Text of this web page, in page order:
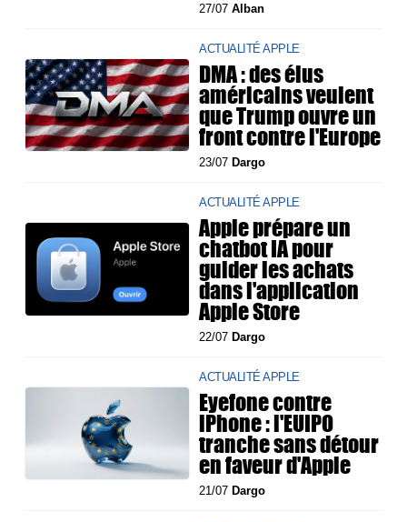
27/07Alban
ACTUALITÉ APPLE
DMA : des élus
américains veulent
que Trump ouvre un
front contre l'Europe
23/07Dargo
ACTUALITÉ APPLE
Apple prépare un
chatbot IA pour
guider les achats
dans l'application
Apple Store
22/07Dargo
ACTUALITÉ APPLE
Eyefone contre
iPhone : l'EUIPO
tranche sans détour
en faveur d'Apple
21/07Dargo